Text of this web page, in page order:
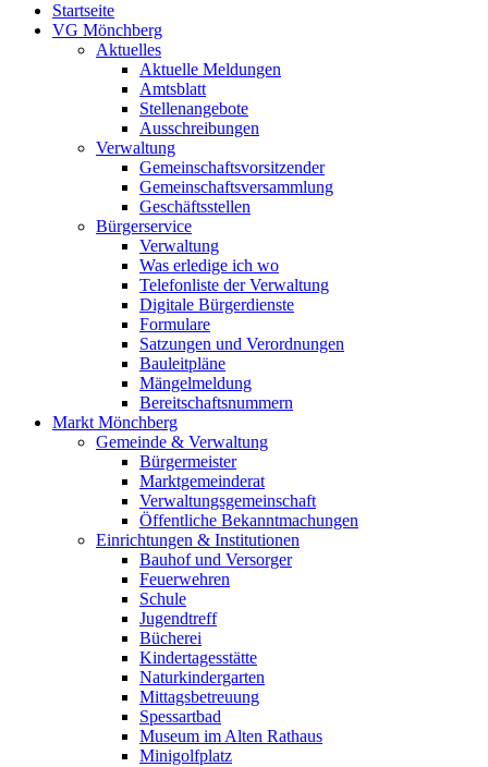
Startseite
VG Mönchberg
Aktuelles
Aktuelle Meldungen
Amtsblatt
Stellenangebote
Ausschreibungen
Verwaltung
Gemeinschaftsvorsitzender
Gemeinschaftsversammlung
Geschäftsstellen
Bürgerservice
Verwaltung
Was erledige ich wo
Telefonliste der Verwaltung
Digitale Bürgerdienste
Formulare
Satzungen und Verordnungen
Bauleitpläne
Mängelmeldung
Bereitschaftsnummern
Markt Mönchberg
Gemeinde & Verwaltung
Bürgermeister
Marktgemeinderat
Verwaltungsgemeinschaft
Öffentliche Bekanntmachungen
Einrichtungen & Institutionen
Bauhof und Versorger
Feuerwehren
Schule
Jugendtreff
Bücherei
Kindertagesstätte
Naturkindergarten
Mittagsbetreuung
Spessartbad
Museum im Alten Rathaus
Minigolfplatz